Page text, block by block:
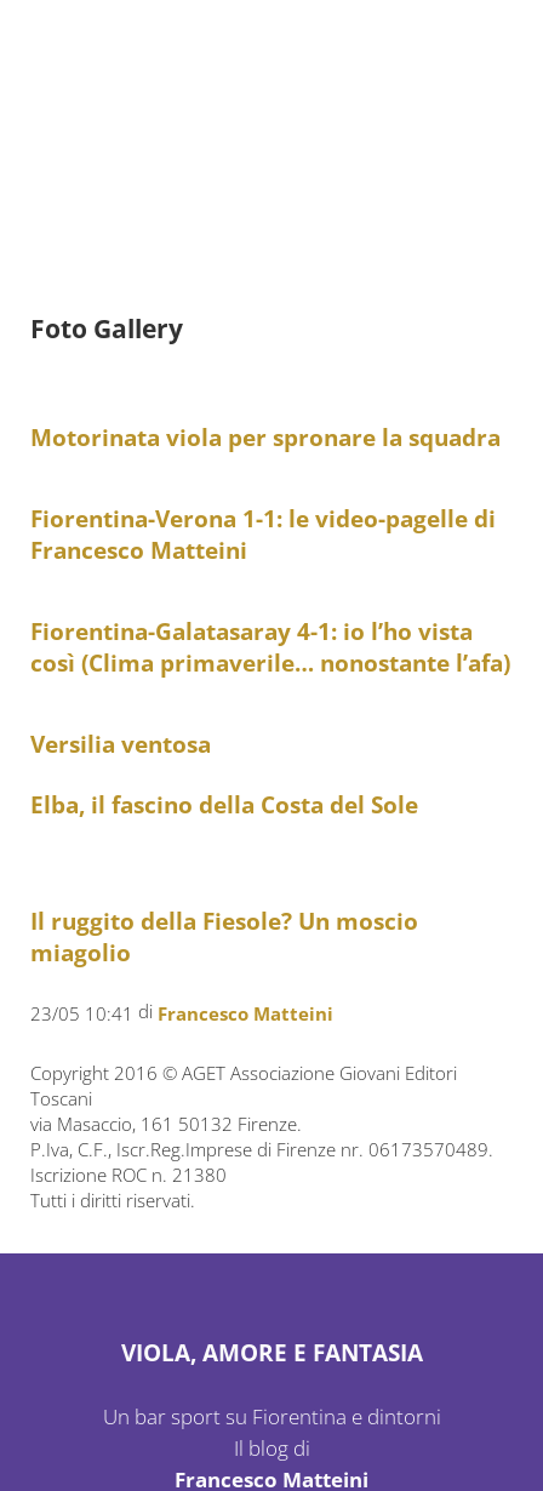
Foto Gallery
Motorinata viola per spronare la squadra
Fiorentina-Verona 1-1: le video-pagelle di
Francesco Matteini
Fiorentina-Galatasaray 4-1: io l’ho vista
così (Clima primaverile… nonostante l’afa)
Versilia ventosa
Elba, il fascino della Costa del Sole
Il ruggito della Fiesole? Un moscio
miagolio
23/05 10:41 di Francesco Matteini
Copyright 2016 © AGET Associazione Giovani Editori
Toscani
via Masaccio, 161 50132 Firenze.
P.Iva, C.F., Iscr.Reg.Imprese di Firenze nr. 06173570489.
Iscrizione ROC n. 21380
Tutti i diritti riservati.
VIOLA, AMORE E FANTASIA
Un bar sport su Fiorentina e dintorni
Il blog di
Francesco Matteini